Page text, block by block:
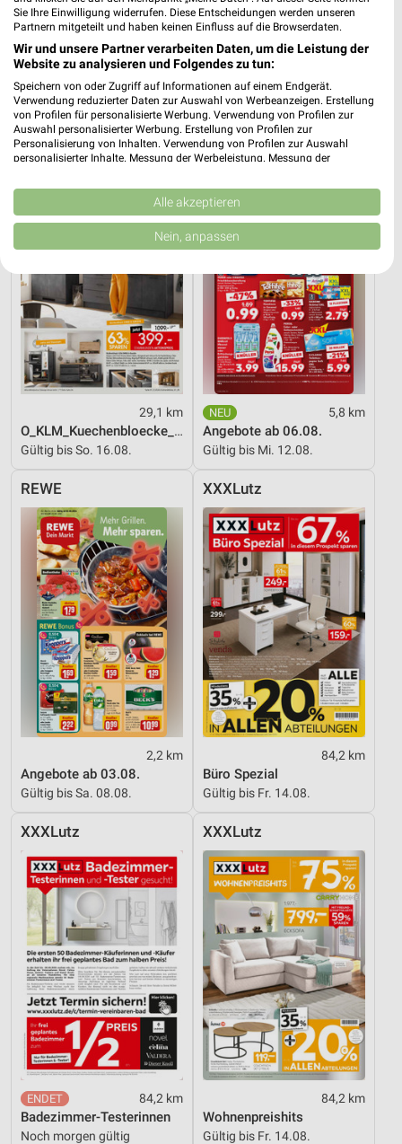
84,2 km
Dieter Knoll
Gültig bis Fr. 14.08.
Wohnen Spezial
Gültig bis Fr. 14.08.
Zurbrüggen
29,1 km
O_KLM_Kuechenbloecke_01_26_ES
Gültig bis So. 16.08.
Kaufland
5,8 km
Angebote ab 06.08.
Gültig bis Mi. 12.08.
REWE
2,2 km
Angebote ab 03.08.
Gültig bis Sa. 08.08.
XXXLutz
84,2 km
Büro Spezial
Gültig bis Fr. 14.08.
XXXLutz
84,2 km
Badezimmer-Testerinnen
Noch morgen gültig
XXXLutz
84,2 km
Wohnenpreishits
Gültig bis Fr. 14.08.
Sie Ihre Einwilligung widerrufen. Diese Entscheidungen werden unseren
Partnern mitgeteilt und haben keinen Einfluss auf die Browserdaten.
Wir und unsere Partner verarbeiten Daten, um die Leistung der
Website zu analysieren und Folgendes zu tun:
Speichern von oder Zugriff auf Informationen auf einem Endgerät.
Verwendung reduzierter Daten zur Auswahl von Werbeanzeigen. Erstellung
von Profilen für personalisierte Werbung. Verwendung von Profilen zur
Auswahl personalisierter Werbung. Erstellung von Profilen zur
Personalisierung von Inhalten. Verwendung von Profilen zur Auswahl
personalisierter Inhalte. Messung der Werbeleistung. Messung der
Kombinationen von Daten aus verschiedenen Quellen. Entwicklung und
Verbesserung der Angebote. Verwendung reduzierter Daten zur Auswahl
von Inhalten.
Daten können außerhalb der Europäischen Union weitergegeben und in die
USA gesendet werden.
Website/App.
Partnerliste anzeigen (1 IAB-Anbieter)
Wir nutzen Ihre Daten für folgende Zwecke:
IAB-Verarbeitungszwecke:
Speichern von oder Zugriff auf Informationen
auf einem Endgerät
Verwendung reduzierter Daten zur Auswahl von
Werbeanzeigen
Werbung
Verwendung von Profilen zur Auswahl
personalisierter Werbung
Erstellung von Profilen zur Personalisierung
von Inhalten
Verwendung von Profilen zur Auswahl
personalisierter Inhalte
Messung der Werbeleistung
Messung der Performance von Inhalten
Analyse von Zielgruppen durch Statistiken oder
Kombinationen von Daten aus verschiedenen
Quellen
Entwicklung und Verbesserung der Angebote
Verwendung reduzierter Daten zur Auswahl von
Inhalten
IAB-Besonderheiten:
Verwendung genauer Standortdaten
Geräte anhand von aktiv angeforderten
Informationen identifizieren
Nicht-IAB-Verarbeitungszwecke:
Notwendig
Funktional
Alle akzeptieren
Nein, anpassen